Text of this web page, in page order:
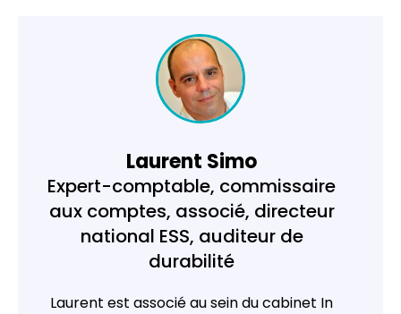
Laurent Simo
Expert-comptable, commissaire
aux comptes, associé, directeur
national ESS, auditeur de
durabilité
Laurent est associé au sein du cabinet In